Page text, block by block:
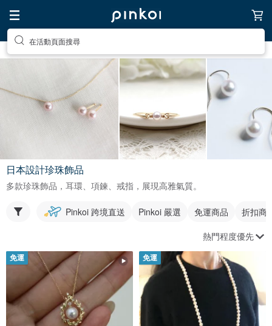
在活動頁面搜尋
日本設計珍珠飾品
多款珍珠飾品，耳環、項鍊、戒指，展現高雅氣質。
Pinkoi 跨境直送 Pinkoi 嚴選 免運商品 折扣商
熱門程度優先
免運 免運